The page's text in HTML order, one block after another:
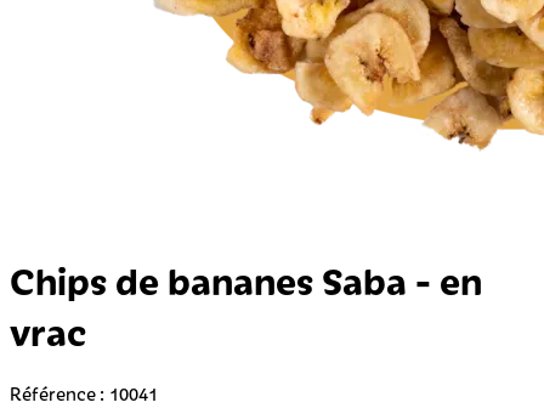
Chips de bananes Saba - en
vrac
Référence : 10041